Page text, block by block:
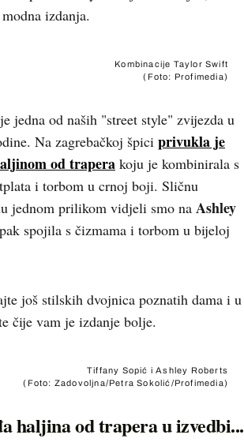
izdanja.
Kombinacije Taylor Swift
(Foto: Profimedia)
jedna od naših "street style" zvijezda u
Na zagrebačkoj špici privukla je
od trapera koju je kombinirala s
i torbom u crnoj boji. Sličnu
jednom prilikom vidjeli smo na Ashley
spojila s čizmama i torbom u bijeloj
još stilskih dvojnica poznatih dama i u
čije vam je izdanje bolje.
Tiffany Sopić i Ashley Roberts
(Foto: Zadovoljna/Petra Sokolić/Profimedia)
haljina od trapera u izvedbi...